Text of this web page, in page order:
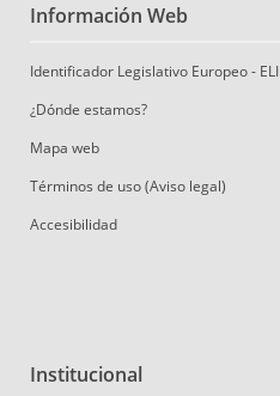
Información Web
Identificador Legislativo Europeo - ELI
¿Dónde estamos?
Mapa web
Términos de uso (Aviso legal)
Accesibilidad
Institucional